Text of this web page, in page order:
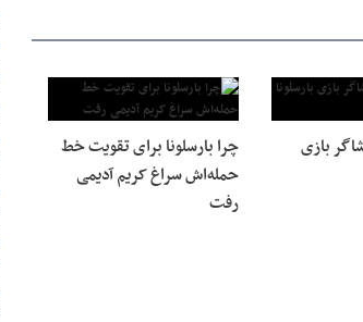
بازی
چرا بارسلونا برای تقویت خط
حمله‌اش سراغ کریم آدیمی
رفت